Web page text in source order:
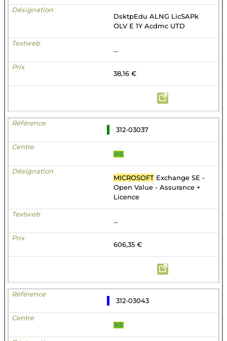
DsktpEdu ALNG LicSAPk
OLV E 1Y Acdmc UTD
...
38,16 €
312-03037
MS
MICROSOFT Exchange SE -
Open Value - Assurance +
Licence
...
606,35 €
312-03043
MS